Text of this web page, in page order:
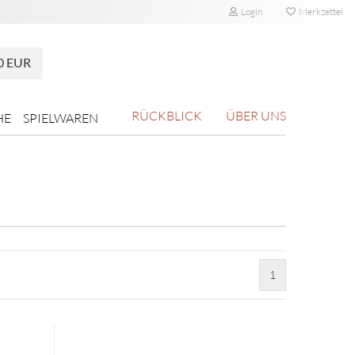
Login Merkzettel
EUR
SPIELWAREN RÜCKBLICK ÜBER UNS
1